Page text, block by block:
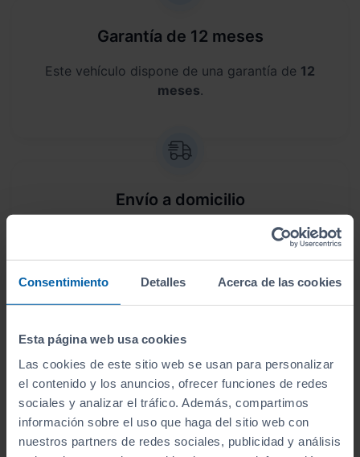
Consentimiento Detalles Acerca de las cookies
Esta página web usa cookies
Las cookies de este sitio web se usan para personalizar
el contenido y los anuncios, ofrecer funciones de redes
sociales y analizar el tráfico. Además, compartimos
información sobre el uso que haga del sitio web con
nuestros partners de redes sociales, publicidad y análisis
Garantía de 12 meses
Este vehículo dispone de una garantía de 12
meses.
Envío a domicilio
te lo llevamos a casa. Antes
Aceptamos tu coche como parte del
pago
Te ofrecemos lastasaciones más competitivas
del mercado.